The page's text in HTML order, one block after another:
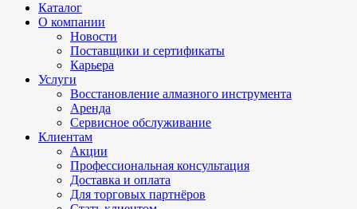
Каталог
О компании
Новости
Поставщики и сертификаты
Карьера
Услуги
Восстановление алмазного инструмента
Аренда
Сервисное обслуживание
Клиентам
Акции
Профессиональная консультация
Доставка и оплата
Для торговых партнёров